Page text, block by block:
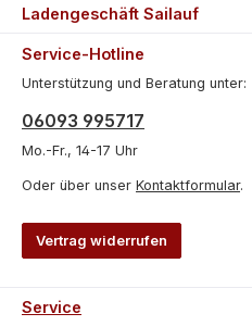
Service-Hotline
Unterstützung und Beratung unter:
06093 995717
Mo.-Fr., 14-17 Uhr
Oder über unser Kontaktformular.
Vertrag widerrufen
Ladengeschäft Sailauf
Service